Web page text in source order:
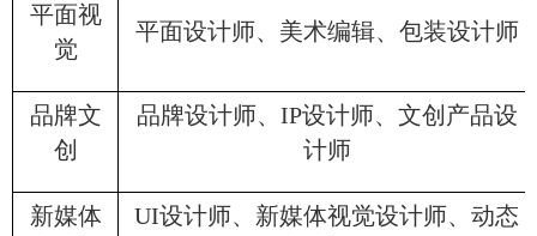
平面视
觉​
平面设计师、美术编辑、包装设计师
品牌文
创​
品牌设计师、IP设计师、文创产品设
计师
新媒体
UI设计师、新媒体视觉设计师、动态